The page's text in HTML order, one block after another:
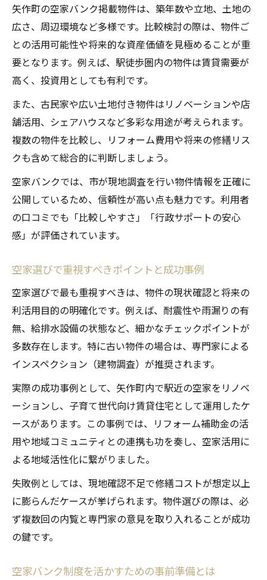
矢作町の空家バンク掲載物件は、築年数や立地、土地の
広さ、周辺環境など多様です。比較検討の際は、物件ご
との活用可能性や将来的な資産価値を見極めることが重
要となります。例えば、駅徒歩圏内の物件は賃貸需要が
高く、投資用としても有利です。
また、古民家や広い土地付き物件はリノベーションや店
舗活用、シェアハウスなど多彩な用途が考えられます。
複数の物件を比較し、リフォーム費用や将来の修繕リス
クも含めて総合的に判断しましょう。
空家バンクでは、市が現地調査を行い物件情報を正確に
公開しているため、信頼性が高い点も魅力です。利用者
の口コミでも「比較しやすさ」「行政サポートの安心
感」が評価されています。
空家選びで重視すべきポイントと成功事例
空家選びで最も重視すべきは、物件の現状確認と将来の
利活用目的の明確化です。例えば、耐震性や雨漏りの有
無、給排水設備の状態など、細かなチェックポイントが
多数存在します。特に古い物件の場合は、専門家による
インスペクション（建物調査）が推奨されます。
実際の成功事例として、矢作町内で駅近の空家をリノベ
ーションし、子育て世代向け賃貸住宅として運用したケ
ースがあります。この事例では、リフォーム補助金の活
用や地域コミュニティとの連携も功を奏し、空家活用に
よる地域活性化に繋がりました。
失敗例としては、現地確認不足で修繕コストが想定以上
に膨らんだケースが挙げられます。物件選びの際は、必
ず複数回の内覧と専門家の意見を取り入れることが成功
の鍵です。
空家バンク制度を活かすための事前準備とは